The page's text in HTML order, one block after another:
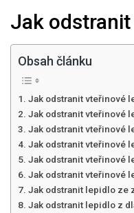
Jak
Obsah článku
Jak odstranit vteřinové
Jak odstranit vteřinové
Jak odstranit vteřinové
Jak odstranit vteřinové
Jak odstranit vteřinové
Jak odstranit vteřinové
Jak odstranit lepidlo ze
Jak odstranit lepidlo z